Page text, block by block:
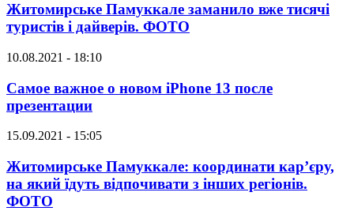
Житомирське Памуккале заманило вже тисячі
туристів і дайверів. ФОТО
10.08.2021 - 18:10
Самое важное о новом iPhone 13 после
презентации
15.09.2021 - 15:05
Житомирське Памуккале: координати кар’єру,
на який їдуть відпочивати з інших регіонів.
ФОТО